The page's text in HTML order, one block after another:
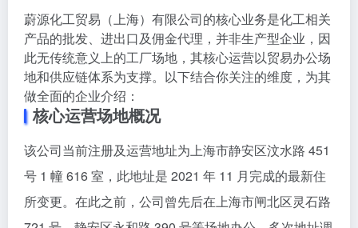
蔚源化工贸易（上海）有限公司的核心业务是化工相关
产品的批发、进出口及佣金代理，并非生产型企业，因
此无传统意义上的工厂场地，其核心运营以贸易办公场
地和供应链体系为支撑。以下结合你关注的维度，为其
做全面的企业介绍：
核心运营场地概况
该公司当前注册及运营地址为上海市静安区汶水路 451
号 1 幢 616 室，此地址是 2021 年 11 月完成的最新住
所变更。在此之前，公司曾先后在上海市闸北区灵石路